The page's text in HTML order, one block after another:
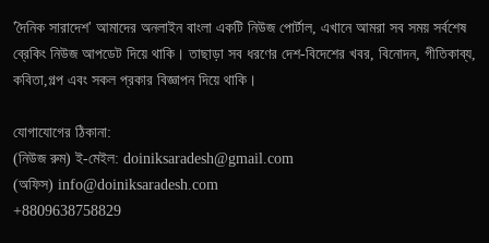
'দৈনিক সারাদেশ' আমাদের অনলাইন বাংলা একটি নিউজ পোর্টাল, এখানে আমরা সব সময় সর্বশেষ
ব্রেকিং নিউজ আপডেট দিয়ে থাকি। তাছাড়া সব ধরণের দেশ-বিদেশের খবর, বিনোদন, গীতিকাব্য,
কবিতা,গল্প এবং সকল প্রকার বিজ্ঞাপন দিয়ে থাকি।
যোগাযোগের ঠিকানা:
(নিউজ রুম) ই-মেইল: doiniksaradesh@gmail.com
(অফিস) info@doiniksaradesh.com
+8809638758829